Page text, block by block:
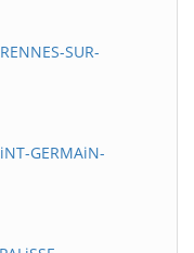
SUR-
GERMAiN-